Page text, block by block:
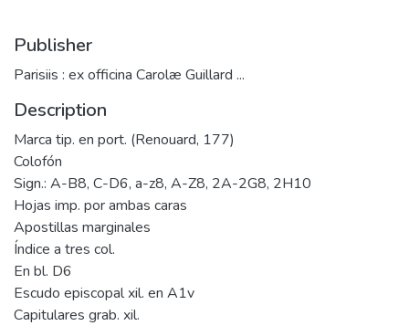
Publisher
Parisiis : ex officina Carolæ Guillard ...
Description
Marca tip. en port. (Renouard, 177)
Colofón
Sign.: A-B8, C-D6, a-z8, A-Z8, 2A-2G8, 2H10
Hojas imp. por ambas caras
Apostillas marginales
Índice a tres col.
En bl. D6
Escudo episcopal xil. en A1v
Capitulares grab. xil.